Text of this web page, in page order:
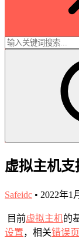
虚拟主机
Safeidc • 2022年1
目前虚拟主机的
设置，相关错误